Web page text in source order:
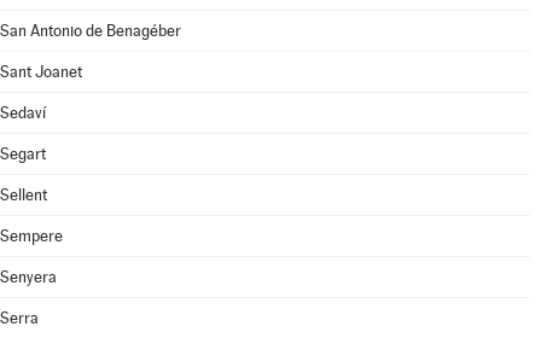
San Antonio de Benagéber
Sant Joanet
Sedaví
Segart
Sellent
Sempere
Senyera
Serra